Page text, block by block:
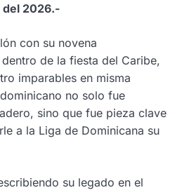
del 2026.-
con su novena
de la fiesta del Caribe,
imparables en misma
no solo fue
sino que fue pieza clave
a la Liga de Dominicana su
su legado en el